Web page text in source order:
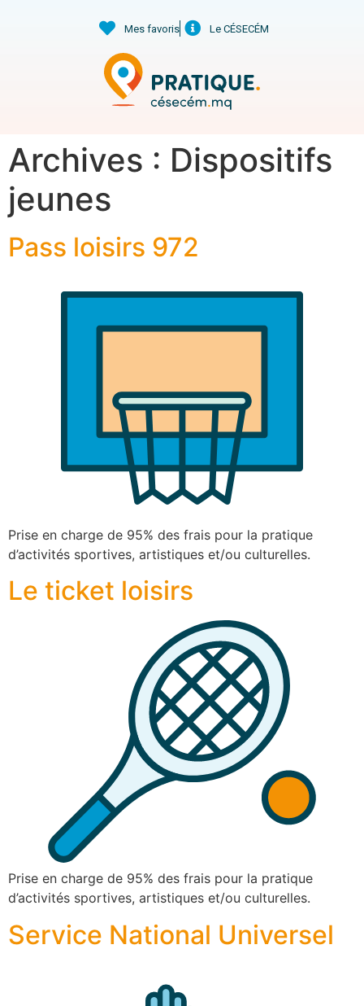
Mes favoris Le CÉSECÉM
Archives : Dispositifs
jeunes
Pass loisirs 972
Prise en charge de 95% des frais pour la pratique
d’activités sportives, artistiques et/ou culturelles.
Le ticket loisirs
Prise en charge de 95% des frais pour la pratique
d’activités sportives, artistiques et/ou culturelles.
Service National Universel